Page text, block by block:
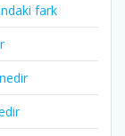
fark